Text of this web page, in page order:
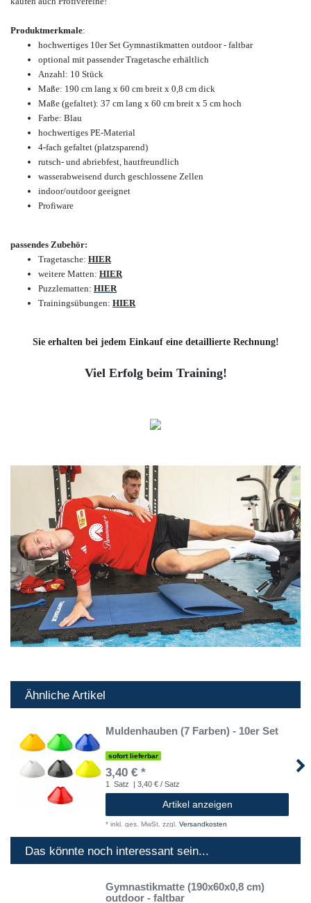
Produktmerkmale:
hochwertiges 10er Set Gymnastikmatten outdoor - faltbar
optional mit passender Tragetasche erhältlich
Anzahl: 10 Stück
Maße: 190 cm lang x 60 cm breit x 0,8 cm dick
Maße (gefaltet): 37 cm lang x 60 cm breit x 5 cm hoch
Farbe: Blau
hochwertiges PE-Material
4-fach gefaltet (platzsparend)
rutsch- und abriebfest, hautfreundlich
wasserabweisend durch geschlossene Zellen
indoor/outdoor geeignet
Profiware
passendes Zubehör:
Tragetasche: HIER
weitere Matten: HIER
Puzzlematten: HIER
Trainingsübungen: HIER
Sie erhalten bei jedem Einkauf eine detaillierte Rechnung!
Viel Erfolg beim Training!
Ähnliche Artikel
Muldenhauben (7 Farben) - 10er Set
sofort lieferbar
3,40 € *
1 Satz | 3,40 € / Satz
Artikel anzeigen
* inkl. ges. MwSt. zzgl. Versandkosten
Das könnte noch interessant sein...
Gymnastikmatte (190x60x0,8 cm)
outdoor - faltbar